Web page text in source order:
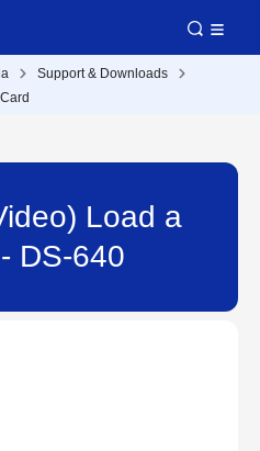
Support & Downloads
Load a
DS-640